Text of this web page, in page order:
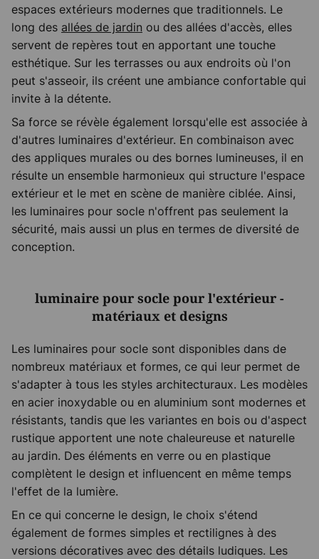
espaces extérieurs modernes que traditionnels. Le
long des allées de jardin ou des allées d'accès, elles
servent de repères tout en apportant une touche
esthétique. Sur les terrasses ou aux endroits où l'on
peut s'asseoir, ils créent une ambiance confortable qui
invite à la détente.
Sa force se révèle également lorsqu'elle est associée à
d'autres luminaires d'extérieur. En combinaison avec
des appliques murales ou des bornes lumineuses, il en
résulte un ensemble harmonieux qui structure l'espace
extérieur et le met en scène de manière ciblée. Ainsi,
les luminaires pour socle n'offrent pas seulement la
sécurité, mais aussi un plus en termes de diversité de
conception.
luminaire pour socle pour l'extérieur -
matériaux et designs
Les luminaires pour socle sont disponibles dans de
nombreux matériaux et formes, ce qui leur permet de
s'adapter à tous les styles architecturaux. Les modèles
en acier inoxydable ou en aluminium sont modernes et
résistants, tandis que les variantes en bois ou d'aspect
rustique apportent une note chaleureuse et naturelle
au jardin. Des éléments en verre ou en plastique
complètent le design et influencent en même temps
l'effet de la lumière.
En ce qui concerne le design, le choix s'étend
également de formes simples et rectilignes à des
versions décoratives avec des détails ludiques. Les